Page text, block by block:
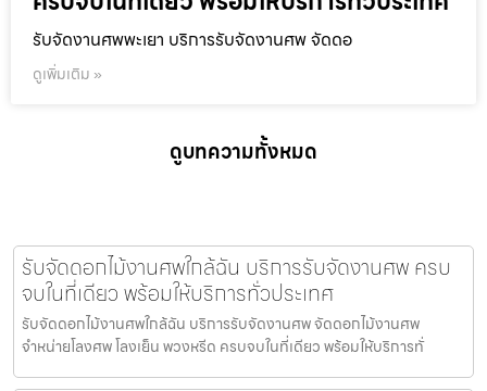
รับจัดงานศพพะเยา บริการรับจัดงานศพ จัดดอ
ดูเพิ่มเติม »
ดูบทความทั้งหมด
รับจัดดอกไม้งานศพใกล้ฉัน บริการรับจัดงานศพ ครบ
จบในที่เดียว พร้อมให้บริการทั่วประเทศ
รับจัดดอกไม้งานศพใกล้ฉัน บริการรับจัดงานศพ จัดดอกไม้งานศพ
จำหน่ายโลงศพ โลงเย็น พวงหรีด ครบจบในที่เดียว พร้อมให้บริการทั่